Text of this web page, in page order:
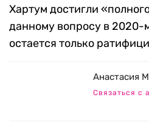
Хартум достигли
данному вопросу в 2020-
остается только
Анастасия
Связаться с